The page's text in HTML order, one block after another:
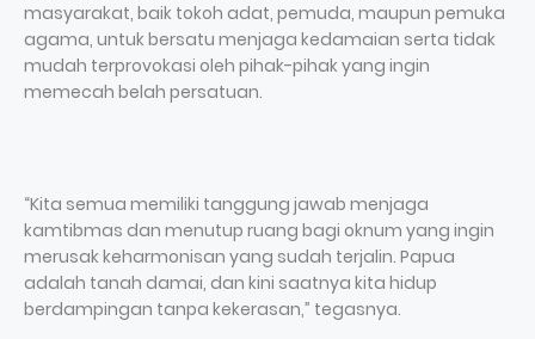
masyarakat, baik tokoh adat, pemuda, maupun pemuka
agama, untuk bersatu menjaga kedamaian serta tidak
mudah terprovokasi oleh pihak-pihak yang ingin
memecah belah persatuan.
“Kita semua memiliki tanggung jawab menjaga
kamtibmas dan menutup ruang bagi oknum yang ingin
merusak keharmonisan yang sudah terjalin. Papua
adalah tanah damai, dan kini saatnya kita hidup
berdampingan tanpa kekerasan,” tegasnya.